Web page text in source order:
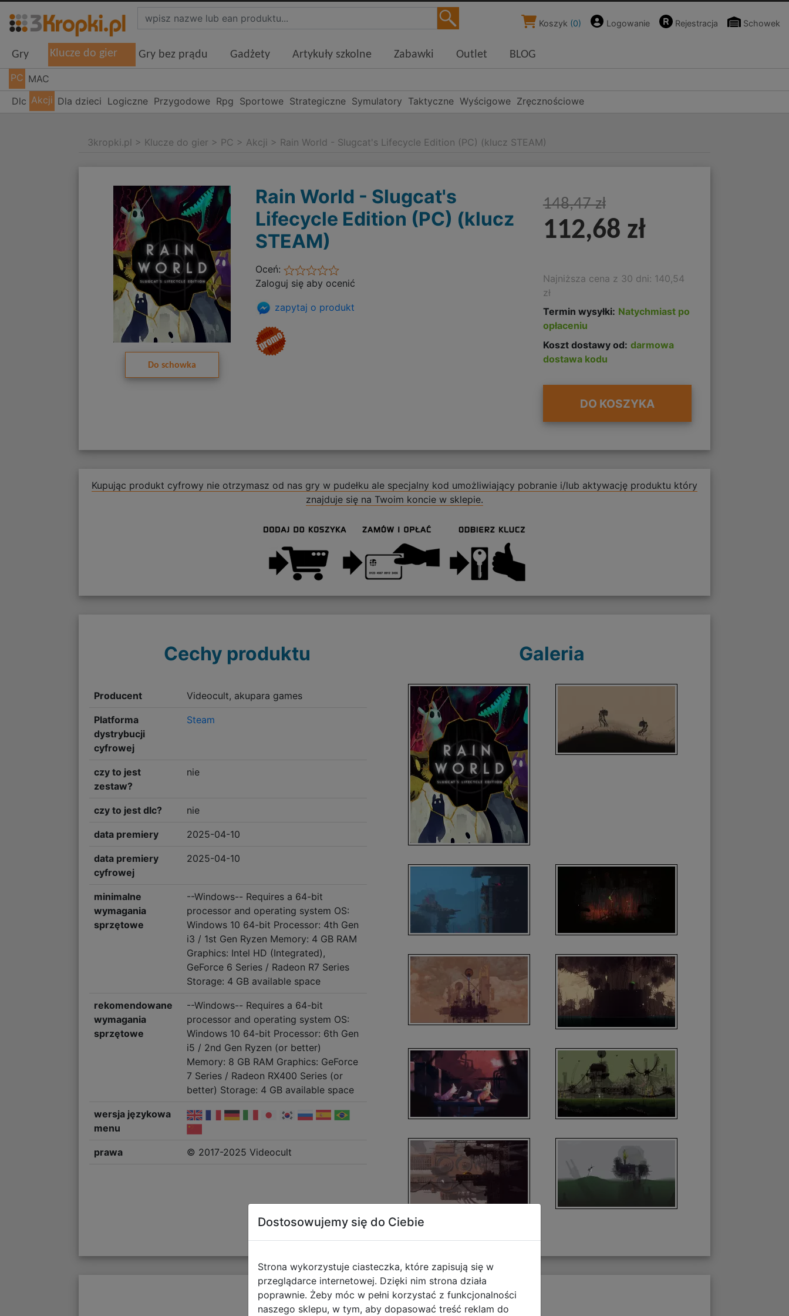
Koszyk (0) Logowanie Rejestracja Schowek
Gry Klucze do gier Gry bez prądu Gadżety Artykuły szkolne Zabawki Outlet
BLOG
PC MAC
Dlc Akcji Dla dzieci Logiczne Przygodowe Rpg Sportowe Strategiczne Symulatory Taktyczne Wyścigowe Zręcznościowe
3kropki.pl > Klucze do gier > PC > Akcji > Rain World - Slugcat's Lifecycle Edition (PC) (klucz STEAM)
Do schowka
Rain World - Slugcat's
Lifecycle Edition (PC) (klucz
STEAM)
Oceń:
Zaloguj się aby ocenić
zapytaj o produkt
148,47 zł
112,68 zł
Najniższa cena z 30 dni: 140,54
zł
Termin wysyłki: Natychmiast po
opłaceniu
Koszt dostawy od: darmowa
dostawa kodu
DO KOSZYKA
Kupując produkt cyfrowy nie otrzymasz od nas gry w pudełku ale specjalny kod umożliwiający pobranie i/lub aktywację produktu który
znajduje się na Twoim koncie w sklepie.
Cechy produktu
Producent Videocult, akupara games
Platforma
dystrybucji
cyfrowej
Steam
czy to jest
zestaw?
nie
czy to jest dlc? nie
data premiery 2025-04-10
data premiery
cyfrowej
2025-04-10
minimalne
wymagania
sprzętowe
--Windows-- Requires a 64-bit
processor and operating system OS:
Windows 10 64-bit Processor: 4th Gen
i3 / 1st Gen Ryzen Memory: 4 GB RAM
Graphics: Intel HD (Integrated),
GeForce 6 Series / Radeon R7 Series
Storage: 4 GB available space
rekomendowane
wymagania
sprzętowe
--Windows-- Requires a 64-bit
processor and operating system OS:
Windows 10 64-bit Processor: 6th Gen
i5 / 2nd Gen Ryzen (or better)
Memory: 8 GB RAM Graphics: GeForce
7 Series / Radeon RX400 Series (or
better) Storage: 4 GB available space
wersja językowa
menu
prawa © 2017-2025 Videocult
Galeria
Opis produktu
Dostosowujemy się do Ciebie
Strona wykorzystuje ciasteczka, które zapisują się w
przeglądarce internetowej. Dzięki nim strona działa
poprawnie. Żeby móc w pełni korzystać z funkcjonalności
naszego sklepu, w tym, aby dopasować treść reklam do